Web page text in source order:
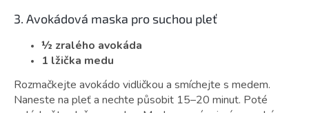
3. Avokádová maska pro suchou pleť
½ zralého avokáda
1 lžička medu
Rozmačkejte avokádo vidličkou a smíchejte s medem.
Naneste na pleť a nechte působit 15–20 minut. Poté